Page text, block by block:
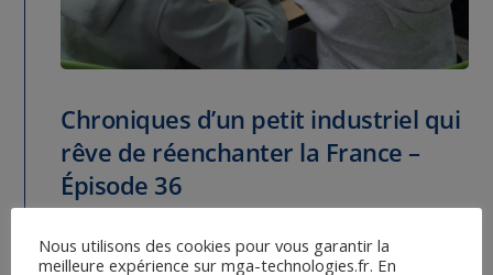
Chroniques d’un petit industriel qui
rêve de réenchanter la France –
Épisode 36
Nous utilisons des cookies pour vous garantir la
meilleure expérience sur mga-technologies.fr. En